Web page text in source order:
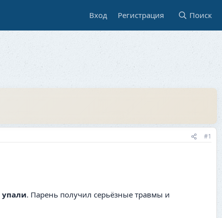
Вход Регистрация Поиск
#1
упали. Парень получил серьёзные травмы и